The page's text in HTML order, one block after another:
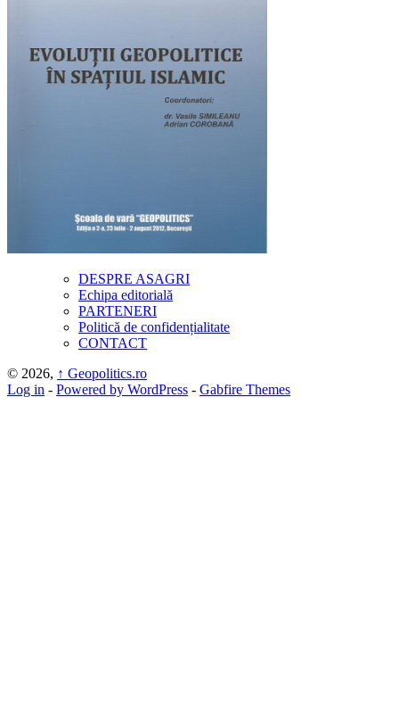
DESPRE ASAGRI
Echipa editorială
PARTENERI
Politică de confidențialitate
CONTACT
© 2026, ↑ Geopolitics.ro
Log in - Powered by WordPress - Gabfire Themes